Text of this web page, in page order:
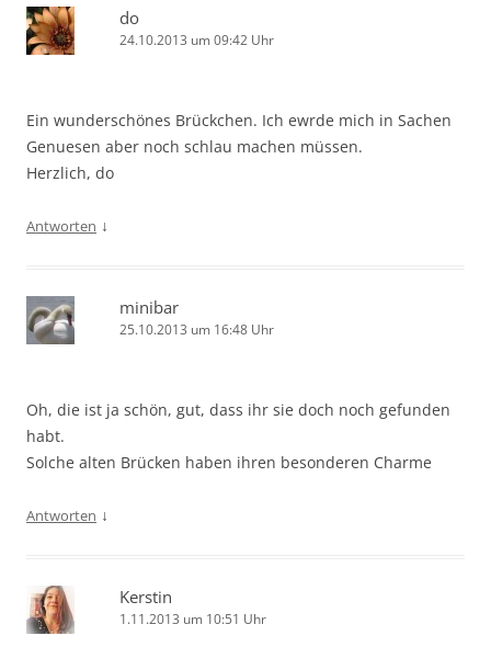
do
24.10.2013 um 09:42 Uhr
Ein wunderschönes Brückchen. Ich ewrde mich in Sachen
Genuesen aber noch schlau machen müssen.
Herzlich, do
Antworten ↓
minibar
25.10.2013 um 16:48 Uhr
Oh, die ist ja schön, gut, dass ihr sie doch noch gefunden
habt.
Solche alten Brücken haben ihren besonderen Charme
Antworten ↓
Kerstin
1.11.2013 um 10:51 Uhr